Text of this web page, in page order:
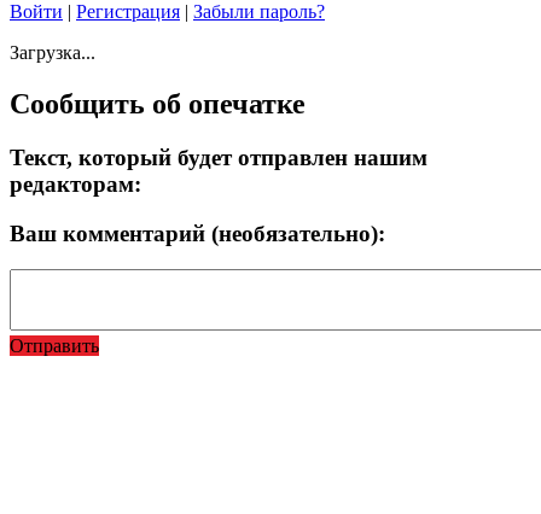
Войти | Регистрация | Забыли пароль?
Загрузка...
Сообщить об опечатке
Текст, который будет отправлен нашим
редакторам:
Ваш комментарий (необязательно):
Отправить